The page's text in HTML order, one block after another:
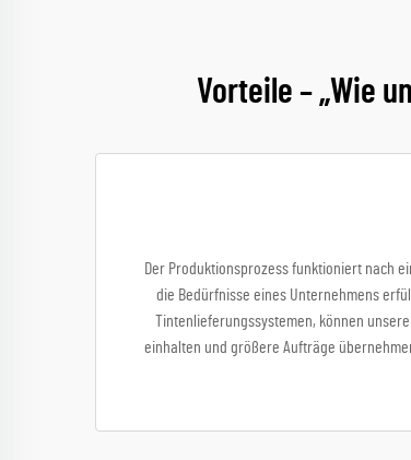
Vorteile – „Wie
Der Produktionsprozess funktioniert nach
die Bedürfnisse eines Unternehmens
Tintenlieferungssystemen, können
einhalten und größere Aufträge